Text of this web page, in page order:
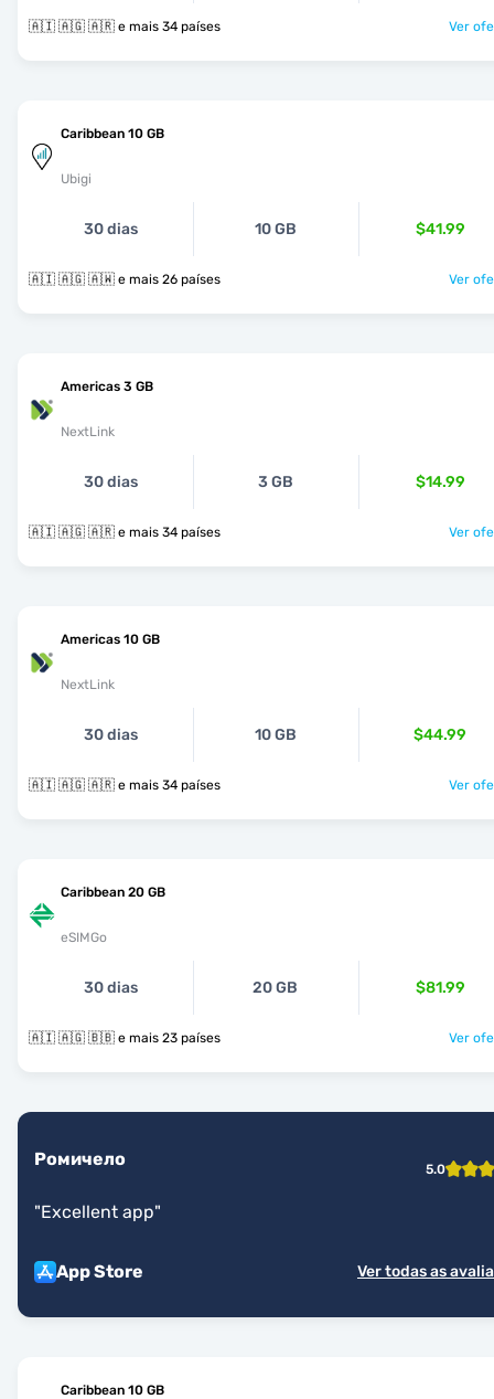
🇦🇮 🇦🇬 🇦🇷 e mais 34 países Ver
Caribbean 10 GB
Ubigi
30 dias 10 GB $41.99
🇦🇮 🇦🇬 🇦🇼 e mais 26 países Ver
Americas 3 GB
NextLink
30 dias 3 GB $14.99
🇦🇮 🇦🇬 🇦🇷 e mais 34 países Ver
Americas 10 GB
NextLink
30 dias 10 GB $44.99
🇦🇮 🇦🇬 🇦🇷 e mais 34 países Ver
Caribbean 20 GB
eSIMGo
30 dias 20 GB $81.99
🇦🇮 🇦🇬 🇧🇧 e mais 23 países Ver
Ромичело 5.0
"Excellent app"
App Store Ver todas as
Caribbean 10 GB